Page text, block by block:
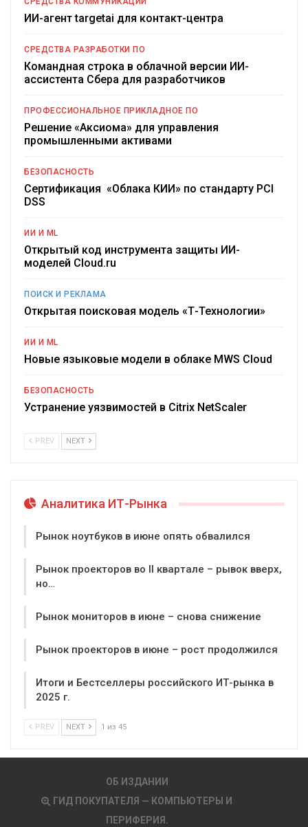
ИИ-агент targetai для контакт-центра
СРЕДСТВА РАЗРАБОТКИ ПО
Командная строка в облачной версии ИИ-
ассистента Сбера для разработчиков
ПРОФЕССИОНАЛЬНОЕ ПРИКЛАДНОЕ ПО
Решение «Аксиома» для управления
промышленными активами
БЕЗОПАСНОСТЬ
Сертификация «Облака КИИ» по стандарту PCI
DSS
ИИ И ML
Открытый код инструмента защиты ИИ-
моделей Cloud.ru
ПОИСК И РЕКЛАМА
Открытая поисковая модель «Т-Технологии»
ИИ И ML
Новые языковые модели в облаке MWS Cloud
БЕЗОПАСНОСТЬ
Устранение уязвимостей в Citrix NetScaler
PREV NEXT
Аналитика ИТ-Рынка
Рынок ноутбуков в июне опять обвалился
Рынок проекторов во II квартале – рывок вверх,
но…
Рынок мониторов в июне – снова снижение
Рынок проекторов в июне – рост продолжился
Итоги и Бестселлеры российского ИТ-рынка в
2025 г.
PREV NEXT 1 из 45
ОБ ИЗДАНИИ
ГИД ПОКУПАТЕЛЯ — КОМПЬЮТЕРЫ И
ПЕРИФЕРИЯ.